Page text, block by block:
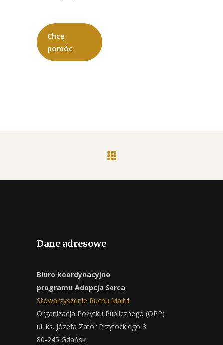
Chcę
pomóc
Dane adresowe
Biuro koordynacyjne
programu Adopcja Serca
Stowarzyszenie Ruchu Maitri
Organizacja Pożytku Publicznego (OPP)
ul. ks. Józefa Zator Przytockiego 3
80-245 Gdańsk